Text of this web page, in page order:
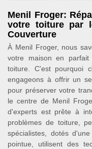
Menil Froger:
votre toiture par
Couverture
À Menil Froger, nous
votre maison en
toiture. C'est pourquoi
engageons à offrir un
pour préserver votre
le centre de Menil
d'experts est prête à
problèmes de toiture,
spécialistes, dotés
pointue, utilisent des